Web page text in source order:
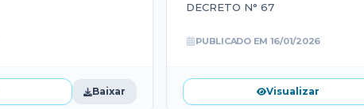
Baixar
DECRETO N° 67
PUBLICADO EM 16/01/2026
Visualizar